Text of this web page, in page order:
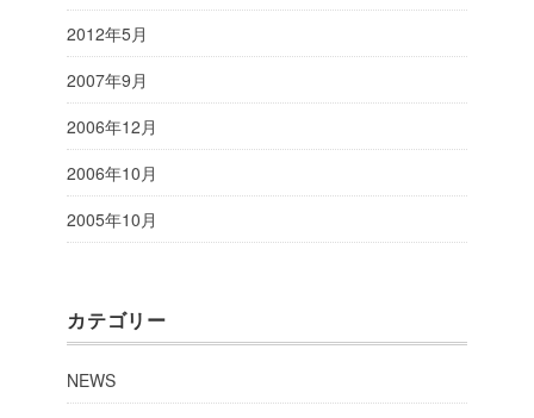
2012年5月
2007年9月
2006年12月
2006年10月
2005年10月
カテゴリー
NEWS